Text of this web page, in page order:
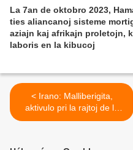
La 7an de oktobro 2023,
ties aliancanoj sisteme
aziajn kaj afrikajn proletojn,
laboris en la kibucoj
< Irano: Malliberigita,
aktivulo pri la rajtoj de la
instruistoj estas senigita je